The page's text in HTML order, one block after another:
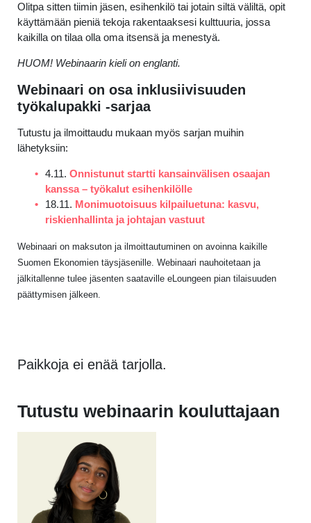
Olitpa sitten tiimin jäsen, esihenkilö tai jotain siltä väliltä, opit
käyttämään pieniä tekoja rakentaaksesi kulttuuria, jossa
kaikilla on tilaa olla oma itsensä ja menestyä.
HUOM! Webinaarin kieli on englanti.
Webinaari on osa inklusiivisuuden
työkalupakki -sarjaa
Tutustu ja ilmoittaudu mukaan myös sarjan muihin
lähetyksiin:
4.11. Onnistunut startti kansainvälisen osaajan
kanssa – työkalut esihenkilölle
18.11. Monimuotoisuus kilpailuetuna: kasvu,
riskienhallinta ja johtajan vastuut
Webinaari on maksuton ja ilmoittautuminen on avoinna kaikille
Suomen Ekonomien täysjäsenille. Webinaari nauhoitetaan ja
jälkitallenne tulee jäsenten saataville eLoungeen pian tilaisuuden
päättymisen jälkeen.
Paikkoja ei enää tarjolla.
Tutustu webinaarin kouluttajaan